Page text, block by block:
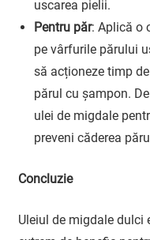
uscarea pielii.
Pentru păr: Aplică o
pe vârfurile părului
să acționeze timp
părul cu șampon.
ulei de migdale
preveni căderea
Concluzie
Uleiul de migdale dulci